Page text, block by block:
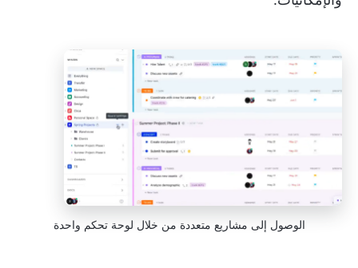
الوصول إلى مشاريع متعددة من خلال لوحة تحكم واحدة